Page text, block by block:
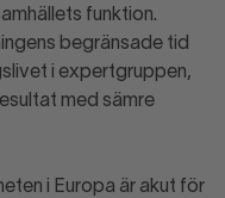
funktion.
begränsade tid
i expertgruppen,
med sämre
i Europa är akut för